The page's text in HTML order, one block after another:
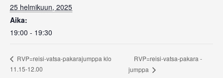
25 helmikuun, 2025
Aika:
19:00 - 19:30
RVP=reisi-vatsa-pakarajumppa klo
11.15-12.00
RVP=reisi-vatsa-pakara -
jumppa